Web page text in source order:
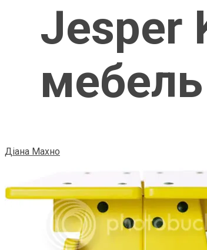
Jesper
Діана Махно